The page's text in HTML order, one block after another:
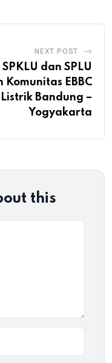
NEXT POST
dan SPLU
EBBC
Bandung –
Yogyakarta
this